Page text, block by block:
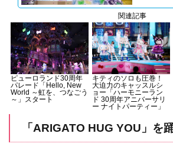
関連記事
ピューロランド30周年
パレード「Hello, New
World ～虹を、つなごう
～」スタート
キティのソロも圧巻！
大迫力のキャッスルシ
ョー「ハーモニーラン
ド 30周年アニバーサリ
ー ナイトパーティー」
「ARIGATO HUG YOU」を